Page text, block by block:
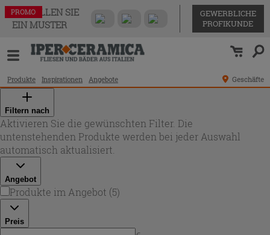
BESTELLEN SIE
EIN MUSTER
GEWERBLICHE
PROFIKUNDE
Produkte Inspirationen Angebote Geschäfte
Filtern nach
Aktivieren Sie die gewünschten Filter. Die
untenstehenden Produkte werden bei jeder Auswahl
automatisch aktualisiert.
Angebot
Produkte im Angebot (5)
Preis
PROMO
PROMO
PROMO
PROMO
PROMO